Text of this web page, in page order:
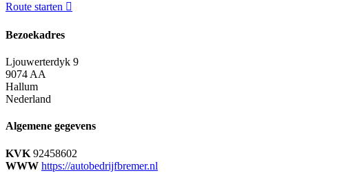
Route starten
Bezoekadres
Ljouwerterdyk 9
9074 AA
Hallum
Nederland
Algemene gegevens
KVK 92458602
WWW https://autobedrijfbremer.nl